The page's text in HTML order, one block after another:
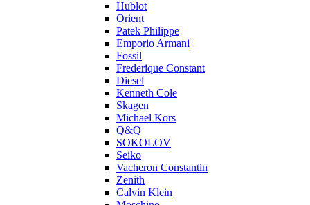
Hublot
Orient
Patek Philippe
Emporio Armani
Fossil
Frederique Constant
Diesel
Kenneth Cole
Skagen
Michael Kors
Q&Q
SOKOLOV
Seiko
Vacheron Constantin
Zenith
Calvin Klein